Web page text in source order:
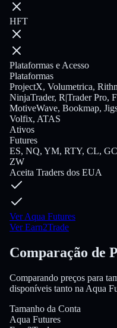
HFT
Plataformas e Acesso
Plataformas
ProjectX, Volumetrica,
NinjaTrader, R|Trader Pro,
MotiveWave, Bookmap,
Volfix, ATAS
Ativos
Futures
ES, NQ, YM, RTY, CL,
ZW
Aceita Traders dos EUA
Ver Aqua Futures
Ver Earn2Trade
Comparação de
Comparando preços para
disponíveis tanto na Aqua
Tamanho da Conta
Aqua Futures